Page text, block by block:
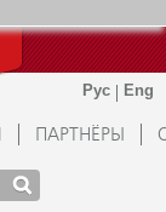
ПАРТНЁРЫ